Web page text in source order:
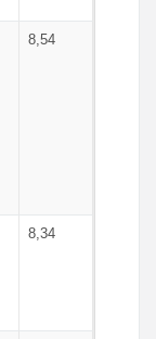
8,54
8,34